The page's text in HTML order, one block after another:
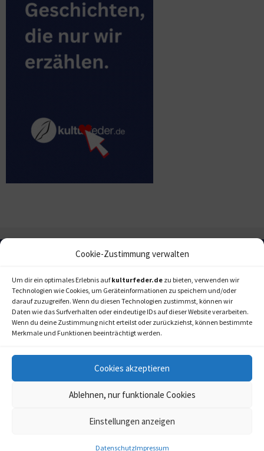
Cookie-Zustimmung verwalten
Um dir ein optimales Erlebnis aufkulturfeder.de zu bieten, verwenden wir
Technologien wie Cookies, um Geräteinformationen zu speichern und/oder
darauf zuzugreifen. Wenn du diesen Technologien zustimmst, können wir
Daten wie das Surfverhalten oder eindeutige IDs auf dieser Website verarbeiten.
Wenn du deine Zustimmung nicht erteilst oder zurückziehst, können bestimmte
Merkmale und Funktionen beeinträchtigt werden.
Cookies akzeptieren
Ablehnen, nur funktionale Cookies
Einstellungen anzeigen
DatenschutzImpressum
© 2006-2020 LAPPmedien+events
kulturfeder.de –
Musical, Oper und mehr